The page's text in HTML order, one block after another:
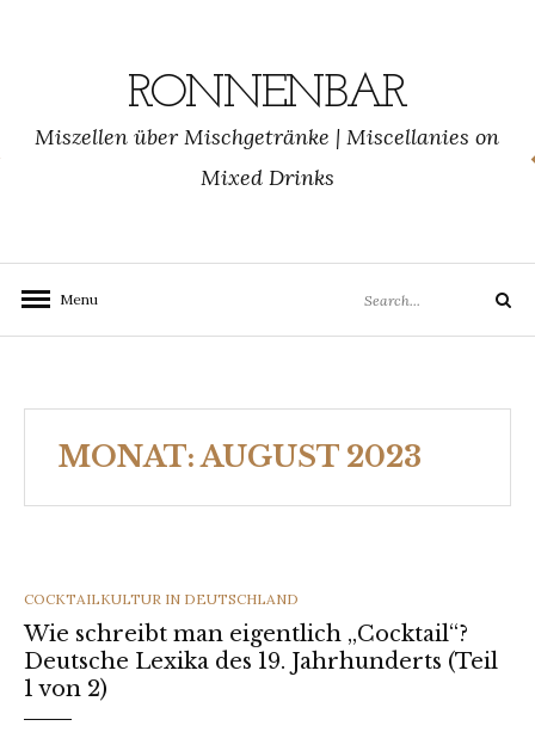
RONNENBAR
Miszellen über Mischgetränke | Miscellanies on
Mixed Drinks
Menu
for:
Search
MONAT:AUGUST 2023
CATEGORIES
COCKTAILKULTUR IN DEUTSCHLAND
Wie schreibt man eigentlich „Cocktail“?
Deutsche Lexika des 19. Jahrhunderts (Teil
1 von 2)